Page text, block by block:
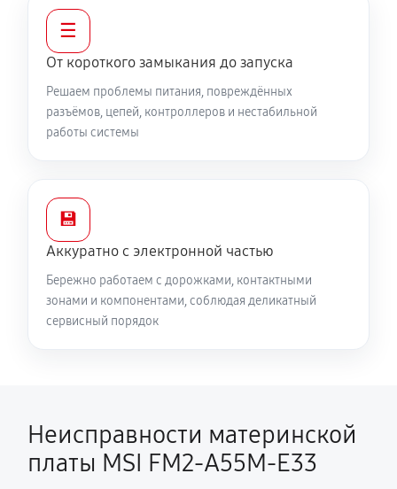
☰
От короткого замыкания до запуска
Решаем проблемы питания, повреждённых
разъёмов, цепей, контроллеров и нестабильной
работы системы
💾
Аккуратно с электронной частью
Бережно работаем с дорожками, контактными
зонами и компонентами, соблюдая деликатный
сервисный порядок
Неисправности материнской
платы MSI FM2-A55M-E33